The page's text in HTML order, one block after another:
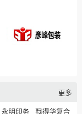
更多
永明印务 飘得华复合